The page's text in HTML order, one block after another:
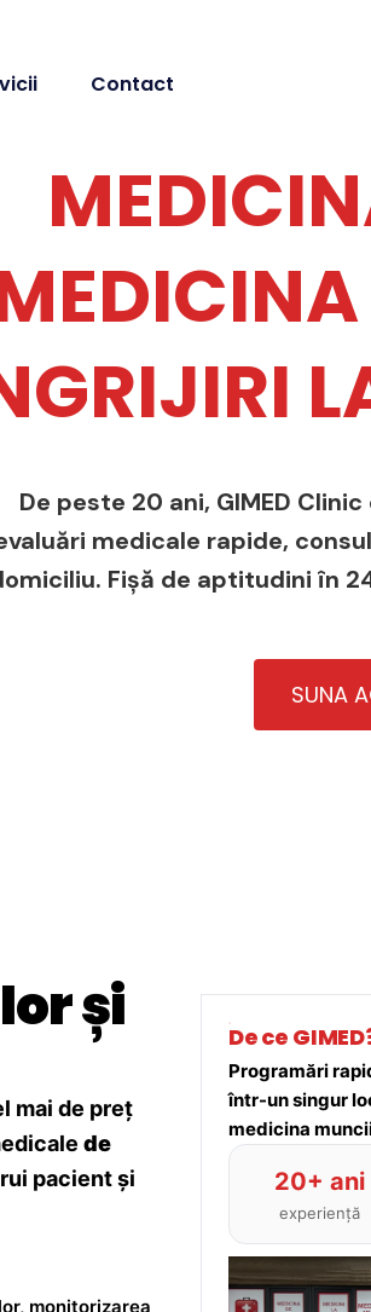
Contact
De peste 20 ani, GIMED
medicale rapide,
Fișă de aptitudini în
SUNA
și
mai de preț
de
pacient și
monitorizarea
De ce
Programări
într-un singur
medicina
20+ ani
experiență